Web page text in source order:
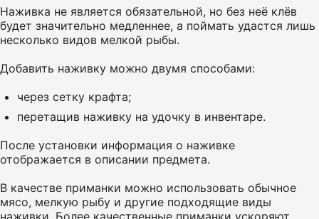
Наживка не является обязательной, но без неё клёв
будет значительно медленнее, а поймать удастся лишь
несколько видов мелкой рыбы.
Добавить наживку можно двумя способами:
через сетку крафта;
перетащив наживку на удочку в инвентаре.
После установки информация о наживке
отображается в описании предмета.
В качестве приманки можно использовать обычное
мясо, мелкую рыбу и другие подходящие виды
наживки. Более качественные приманки ускоряют